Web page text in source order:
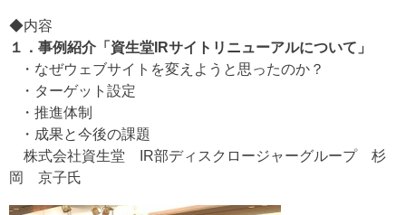
◆内容
１．事例紹介「資生堂IRサイトリニューアルについて」
・なぜウェブサイトを変えようと思ったのか？
・ターゲット設定
・推進体制
・成果と今後の課題
株式会社資生堂 IR部ディスクロージャーグループ 杉
岡 京子氏